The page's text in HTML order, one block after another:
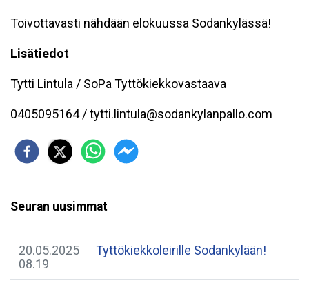
Toivottavasti nähdään elokuussa Sodankylässä!
Lisätiedot
Tytti Lintula / SoPa Tyttökiekkovastaava
0405095164 / tytti.lintula@sodankylanpallo.com
Seuran uusimmat
20.05.2025
08.19
Tyttökiekkoleirille Sodankylään!